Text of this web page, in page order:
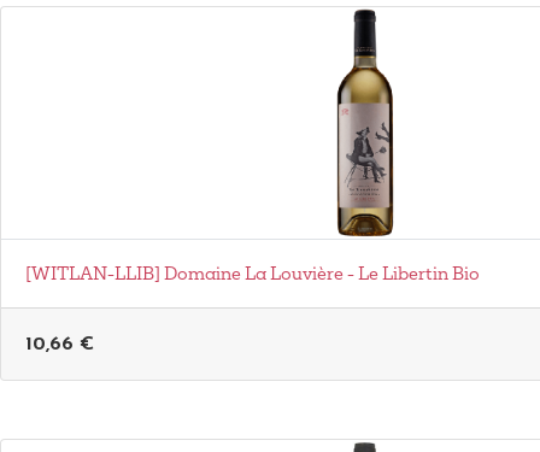
[WITLAN-LLIB] Domaine La Louvière - Le Libertin Bio
10,66 €